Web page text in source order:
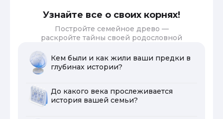
Узнайте все о своих корнях!
Постройте семейное древо —
раскройте тайны своей родословной
Кем были и как жили ваши предки в
глубинах истории?
До какого века прослеживается
история вашей семьи?